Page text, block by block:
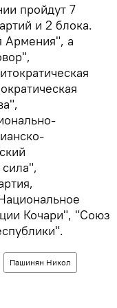
пройдут 7
и 2 блока.
Армения", а
Кочари", "Союз
Пашинян Никол